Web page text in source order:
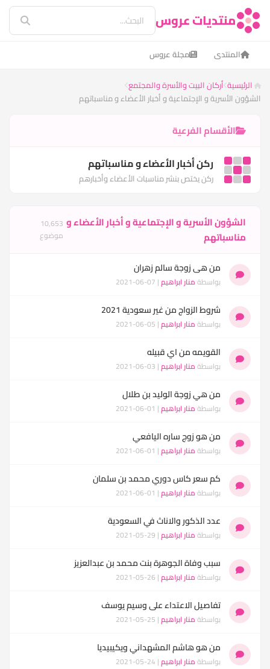
منتديات عروس
المنتدى مجلة عروس
الرئيسية أركان البيت والأسرة والمجتمع
الشؤون الأسرية و الإجتماعية و أخبار الأعضاء و مناسباتهم
الأقسام الفرعية
ركن أخبار الأعضاء و مناسباتهم
ركن يختص بنشر مناسبات الأعضاء وأخبارهم
الشؤون الأسرية و الإجتماعية و أخبار الأعضاء و
مناسباتهم
10,653
موضوع
من هى زوجة سالم زهران
بواسطةمنار ابراهيم| 07-06-2021
شروط الزواج من غير سعودية 2021
بواسطةمنار ابراهيم| 05-06-2021
القويمه من اي قبيله
بواسطةمنار ابراهيم| 03-06-2021
من هي زوجة الوليد بن طلال
بواسطةمنار ابراهيم| 01-06-2021
من هو زوج ساره اليافعي
بواسطةمنار ابراهيم| 01-06-2021
كم سعر كاس دوري محمد بن سلمان
بواسطةمنار ابراهيم| 01-06-2021
عدد الذكور والاناث في السعودية
بواسطةمنار ابراهيم| 29-05-2021
سبب وفاة الجوهرة بنت محمد بن عبدالعزيز
بواسطةمنار ابراهيم| 26-05-2021
تفاصيل الاعتداء على وسيم يوسف
بواسطةمنار ابراهيم| 25-05-2021
من هو هاشم المشهداني ويكيبيديا
بواسطةمنار ابراهيم| 24-05-2021